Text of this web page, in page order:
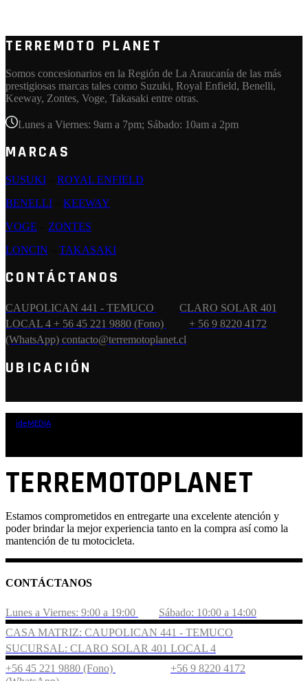
TERREMOTO PLANET
Somos concesionarios en la Región de La Araucanía de las más
prestigiosas marcas tales como Suzuki, Royal Enfield, Benelli,
Keeway, Zontes, Voge, Takasaki entre otras.
Lunes a Viernes: 9am a 7pm; Sábado: 10am a 2pm
MARCAS
SUSUKI
ROYAL ENFIELD
BENELLI
KEEWAY
VOGE
ZONTES
LONCIN
TAKASAKI
CONTÁCTANOS
CAUPOLICAN 441 - TEMUCO
CLARO SOLAR 401
LOCAL 4 + 56 45 221 9880 (Fono)
+ 56 9 8220 4172
(WhatsApp) contacto@terremotoplanet.cl
UBICACIÓN
ideMEDIA
TERREMOTOPLANET
Estamos comprometidos en entregarte una excelente atención y
poder brindar la mejor experiencia tanto en la compra así como la
mantención de tu motocicleta.
CONTÁCTANOS
Lunes a Viernes: 9:00 a 19:00
Sábado: 10:00 a 14:00
CASA MATRIZ: CAUPOLICAN 441 - TEMUCO
SUCURSAL: CLARO SOLAR 401 LOCAL 4
+56 45 221 9880 (Fono)
+56 9 8220 4172